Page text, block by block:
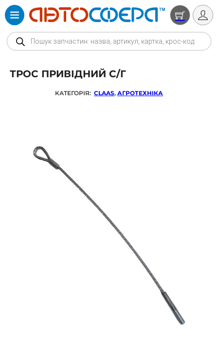
Products search
ТРОС ПРИВІДНИЙ С/Г
КАТЕГОРІЯ: CLAAS, АГРОТЕХНІКА